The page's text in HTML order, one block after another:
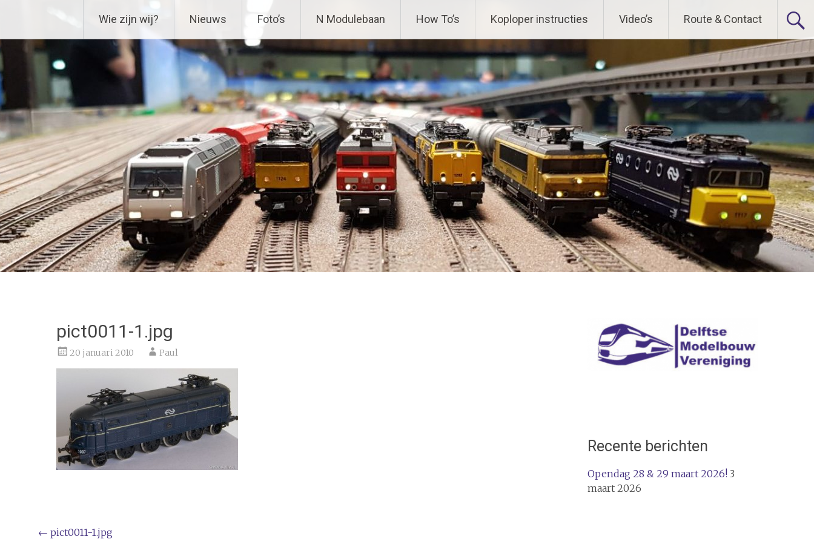
de
inhoud
Delftse Modelbouwvereniging
Wie zijn wij? Nieuws Foto’s N Modulebaan How To’s Koploper instructies Video’s Route & Contact
pict0011-1.jpg
20 januari 2010 Paul
Bericht
← pict0011-1.jpg
Recente berichten
Opendag 28 & 29 maart 2026! 3
maart 2026